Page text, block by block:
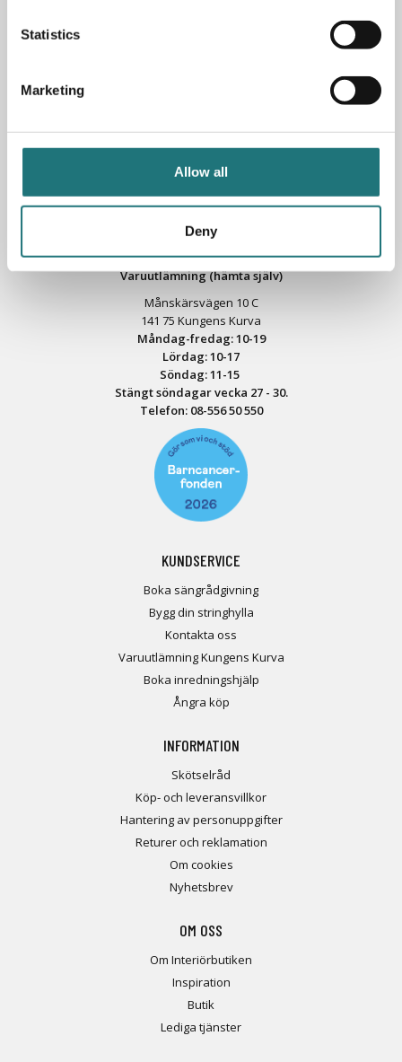
Statistics
Marketing
Allow all
Deny
Söndag: 11-17
Telefon:08-702 78 22
Se öppettider för helgdag här
Fri parkering på Åsögatan 121
Varuutlämning (hämta själv)
Månskärsvägen 10 C
141 75 Kungens Kurva
Måndag-fredag: 10-19
Lördag: 10-17
Söndag: 11-15
Stängt söndagar vecka 27 - 30.
Telefon: 08-556 50 550
KUNDSERVICE
Boka sängrådgivning
Bygg din stringhylla
Kontakta oss
Varuutlämning Kungens Kurva
Boka inredningshjälp
Ångra köp
INFORMATION
Skötselråd
Köp- och leveransvillkor
Hantering av personuppgifter
Returer och reklamation
Om cookies
Nyhetsbrev
OM OSS
Om Interiörbutiken
Inspiration
Butik
Lediga tjänster